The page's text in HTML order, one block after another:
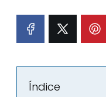
Índice